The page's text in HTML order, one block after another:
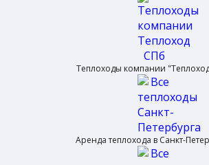
Теплоходы компании
Аренда теплохода в Санкт-